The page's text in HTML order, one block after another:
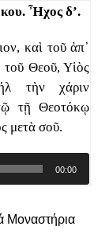
Ἦχος δ’.
καὶ τοῦ ἀπ᾽
τοῦ Θεοῦ, Υἱὸς
τὴν χάριν
τῇ Θεοτόκῳ
μετὰ σοῦ.
00:00
Μοναστήρια